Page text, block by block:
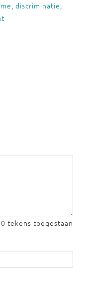
, discriminatie,
tekens toegestaan